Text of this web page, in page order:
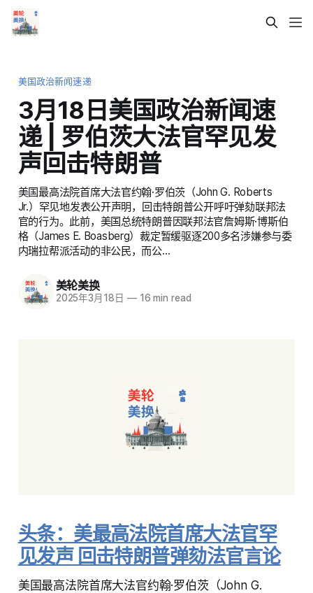
美国政治新闻速递
3月18日美国政治新闻速
递 | 罗伯茨大法官罕见发
声回击特朗普
美国最高法院首席大法官约翰·罗伯茨（John G. Roberts
Jr.）罕见地发表公开声明，回击特朗普公开呼吁弹劾联邦法
官的行为。此前，美国总统特朗普因联邦法官詹姆斯·博斯伯
格（James E. Boasberg）裁定暂缓驱逐200多名涉嫌参与委
内瑞拉帮派活动的非公民，而公…
美轮美换
2025年3月18日 —16 min read
头条：美最高法院首席大法官罕
见发声 回击特朗普弹劾法官言论
美国最高法院首席大法官约翰·罗伯茨（John G.